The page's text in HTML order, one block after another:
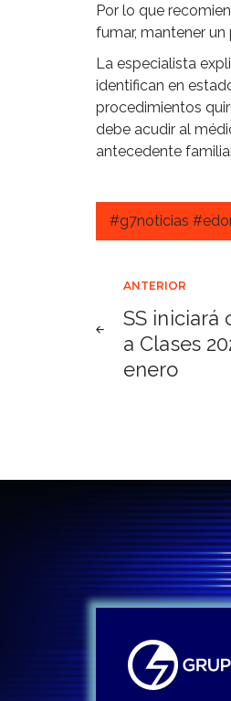
Por lo que
fumar, mantener
La especialista
identifican en
procedimientos
debe acudir al
antecedente
#g7noticias
de
ANTERIOR
SS iniciará
a Clases
enero